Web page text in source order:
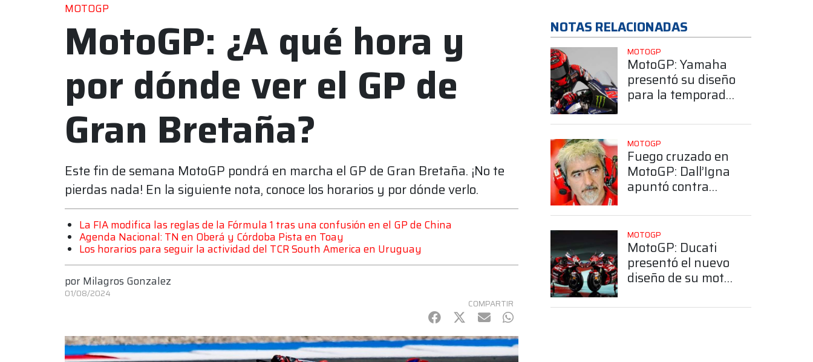
MOTOGP
MotoGP: ¿A qué hora y
por dónde ver el GP de
Gran Bretaña?
Este fin de semana MotoGP pondrá en marcha el GP de Gran Bretaña. ¡No te
pierdas nada! En la siguiente nota, conoce los horarios y por dónde verlo.
La FIA modifica las reglas de la Fórmula 1 tras una confusión en el GP de China
Agenda Nacional: TN en Oberá y Córdoba Pista en Toay
Los horarios para seguir la actividad del TCR South America en Uruguay
por Milagros Gonzalez
01/08/2024
COMPARTIR
Facebook
Twitter
mail WhatsApp
NOTAS RELACIONADAS
MOTOGP
MotoGP: Yamaha
presentó su diseño
para la temporada
MOTOGP
Fuego cruzado en
MotoGP: Dall’Igna
apuntó contra
dichos sobre
Ducati
MOTOGP
MotoGP: Ducati
presentó el nuevo
diseño de su moto
2026